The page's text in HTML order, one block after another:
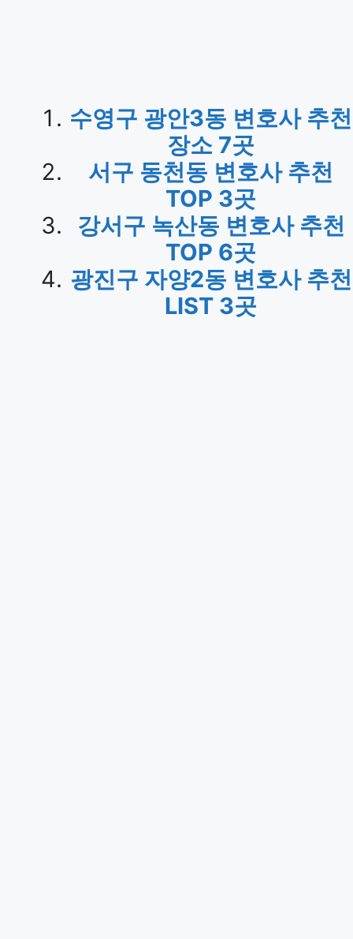
수영구 광안3동 변호사 추천
장소 7곳
서구 동천동 변호사 추천
TOP 3곳
강서구 녹산동 변호사 추천
TOP 6곳
광진구 자양2동 변호사 추천
LIST 3곳